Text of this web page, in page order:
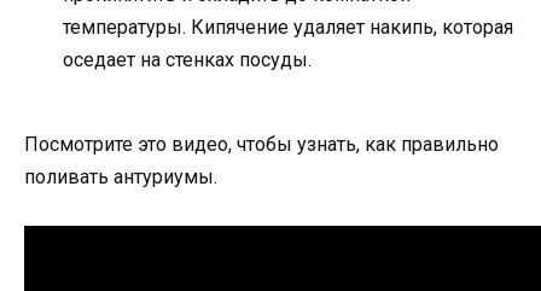
температуры. Кипячение удаляет накипь, которая
оседает на стенках посуды.
Посмотрите это видео, чтобы узнать, как правильно
поливать антуриумы.